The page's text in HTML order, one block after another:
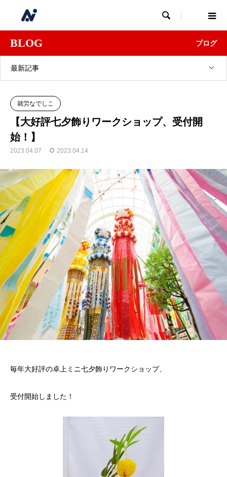

BLOG ブログ
最新記事
就労なでしこ
【大好評七夕飾りワークショップ、受付開
始！】
2023.04.07 2023.04.14
毎年大好評の卓上ミニ七夕飾りワークショップ、
受付開始しました！